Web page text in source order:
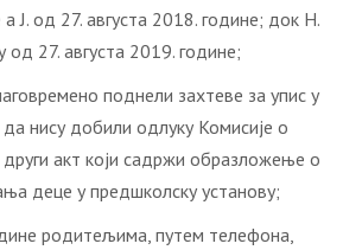
Ј. од 27. августа 2018. године; док Н.
од 27. августа 2019. године;
поднели захтеве за упис у
нису добили одлуку Комисије о
други акт који садржи образложење о
деце у предшколску установу;
родитељима, путем телефона,